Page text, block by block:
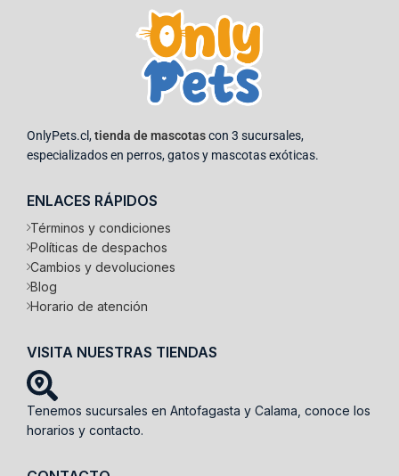
OnlyPets.cl,tienda de mascotascon 3 sucursales,
especializados en perros, gatos y mascotas exóticas.
ENLACES RÁPIDOS
Términos y condiciones
Políticas de despachos
Cambios y devoluciones
Blog
Horario de atención
VISITA NUESTRAS TIENDAS
Tenemos sucursales en Antofagasta y Calama, conoce los
horarios y contacto.